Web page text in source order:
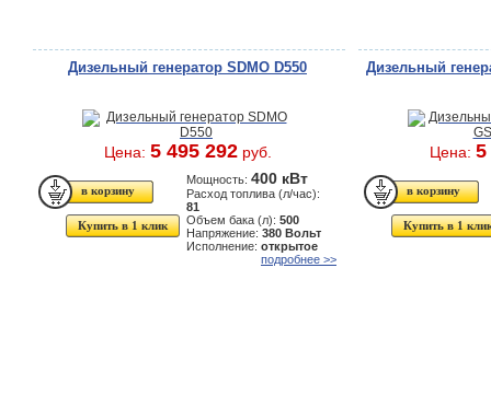
Дизельный генератор SDMO D550
Цена: 5 495 292руб.
Купить в 1 клик
Мощность: 400 кВт
Расход топлива (л/час):
81
Объем бака (л): 500
Напряжение: 380 Вольт
Исполнение: открытое
подробнее >>
Дизельный
Цена: 5
Купить в 1